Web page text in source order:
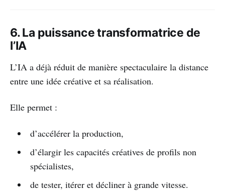
6. La puissance transformatrice de
l’IA
L’IA a déjà réduit de manière spectaculaire la distance
entre une idée créative et sa réalisation.
Elle permet :
d’accélérer la production,
d’élargir les capacités créatives de profils non
spécialistes,
de tester, itérer et décliner à grande vitesse.